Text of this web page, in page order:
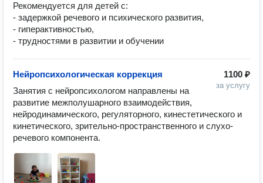
Рекомендуется для детей с:
- задержкой речевого и психического развития,
- гиперактивностью,
- трудностями в развитии и обучении
1100 ₽
за услугу
Нейропсихологическая коррекция
Занятия с нейропсихологом направлены на
развитие межполушарного взаимодействия,
нейродинамического, регуляторного, кинестетического и
кинетического, зрительно-пространственного и слухо-
речевого компонента.